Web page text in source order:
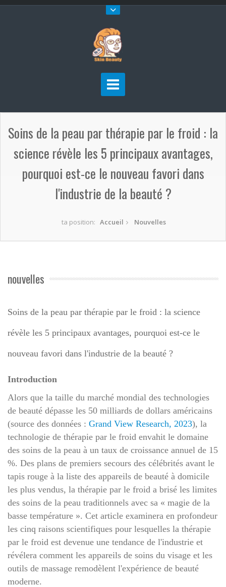
Soins de la peau par thérapie par le froid : la
science révèle les 5 principaux avantages,
pourquoi est-ce le nouveau favori dans
l'industrie de la beauté ?
ta position: Accueil Nouvelles
nouvelles
Soins de la peau par thérapie par le froid : la science
révèle les 5 principaux avantages, pourquoi est-ce le
nouveau favori dans l'industrie de la beauté ?
Introduction
Alors que la taille du marché mondial des technologies
de beauté dépasse les 50 milliards de dollars américains
(source des données : Grand View Research, 2023), la
technologie de thérapie par le froid envahit le domaine
des soins de la peau à un taux de croissance annuel de 15
%. Des plans de premiers secours des célébrités avant le
tapis rouge à la liste des appareils de beauté à domicile
les plus vendus, la thérapie par le froid a brisé les limites
des soins de la peau traditionnels avec sa « magie de la
basse température ». Cet article examinera en profondeur
les cinq raisons scientifiques pour lesquelles la thérapie
par le froid est devenue une tendance de l'industrie et
révélera comment les appareils de soins du visage et les
outils de massage remodèlent l'expérience de beauté
moderne.